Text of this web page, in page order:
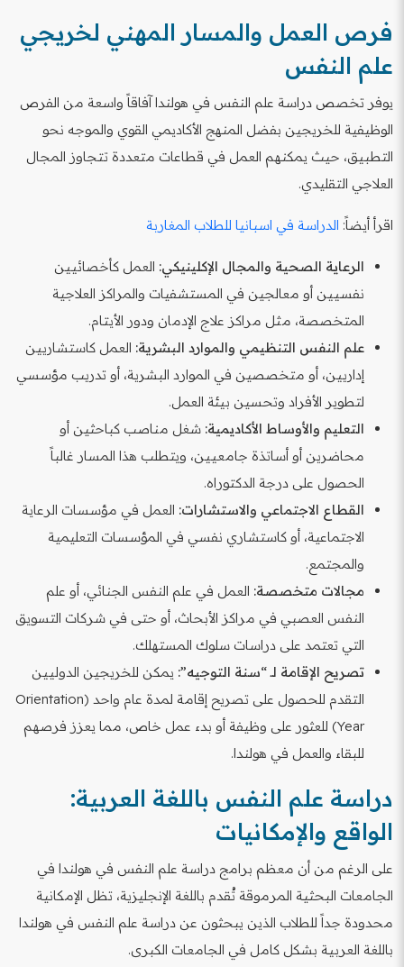
فرص العمل والمسار المهني لخريجي
علم النفس
يوفر تخصص دراسة علم النفس في هولندا آفاقاً واسعة من الفرص
الوظيفية للخريجين بفضل المنهج الأكاديمي القوي والموجه نحو
التطبيق، حيث يمكنهم العمل في قطاعات متعددة تتجاوز المجال
العلاجي التقليدي.
اقرأ أيضاً: الدراسة في اسبانيا للطلاب المغاربة
الرعاية الصحية والمجال الإكلينيكي: العمل كأخصائيين
نفسيين أو معالجين في المستشفيات والمراكز العلاجية
المتخصصة، مثل مراكز علاج الإدمان ودور الأيتام.
علم النفس التنظيمي والموارد البشرية: العمل كاستشاريين
إداريين، أو متخصصين في الموارد البشرية، أو تدريب مؤسسي
لتطوير الأفراد وتحسين بيئة العمل.
التعليم والأوساط الأكاديمية: شغل مناصب كباحثين أو
محاضرين أو أساتذة جامعيين، ويتطلب هذا المسار غالباً
الحصول على درجة الدكتوراه.
القطاع الاجتماعي والاستشارات: العمل في مؤسسات الرعاية
الاجتماعية، أو كاستشاري نفسي في المؤسسات التعليمية
والمجتمع.
مجالات متخصصة: العمل في علم النفس الجنائي، أو علم
النفس العصبي في مراكز الأبحاث، أو حتى في شركات التسويق
التي تعتمد على دراسات سلوك المستهلك.
تصريح الإقامة لـ “سنة التوجيه”: يمكن للخريجين الدوليين
التقدم للحصول على تصريح إقامة لمدة عام واحد (Orientation
Year) للعثور على وظيفة أو بدء عمل خاص، مما يعزز فرصهم
للبقاء والعمل في هولندا.
دراسة علم النفس باللغة العربية:
الواقع والإمكانيات
على الرغم من أن معظم برامج دراسة علم النفس في هولندا في
الجامعات البحثية المرموقة تُقدم باللغة الإنجليزية، تظل الإمكانية
محدودة جداً للطلاب الذين يبحثون عن دراسة علم النفس في هولندا
باللغة العربية بشكل كامل في الجامعات الكبرى.